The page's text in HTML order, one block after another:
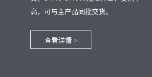
高，可与主产品同批交货。
查看详情 >